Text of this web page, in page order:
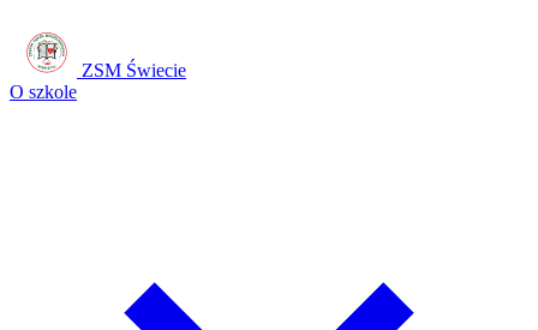
ZSM Świecie
O szkole